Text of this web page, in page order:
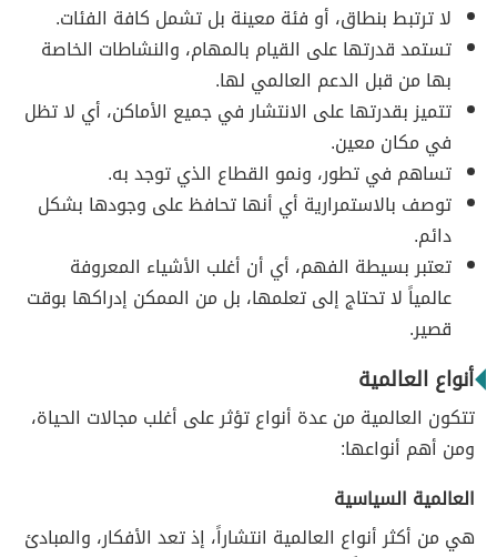
لا ترتبط بنطاق، أو فئة معينة بل تشمل كافة الفئات.
تستمد قدرتها على القيام بالمهام، والنشاطات الخاصة
بها من قبل الدعم العالمي لها.
تتميز بقدرتها على الانتشار في جميع الأماكن، أي لا تظل
في مكان معين.
تساهم في تطور، ونمو القطاع الذي توجد به.
توصف بالاستمرارية أي أنها تحافظ على وجودها بشكل
دائم.
تعتبر بسيطة الفهم، أي أن أغلب الأشياء المعروفة
عالمياً لا تحتاج إلى تعلمها، بل من الممكن إدراكها بوقت
قصير.
أنواع العالمية
تتكون العالمية من عدة أنواع تؤثر على أغلب مجالات الحياة،
ومن أهم أنواعها:
العالمية السياسية
هي من أكثر أنواع العالمية انتشاراً، إذ تعد الأفكار، والمبادئ